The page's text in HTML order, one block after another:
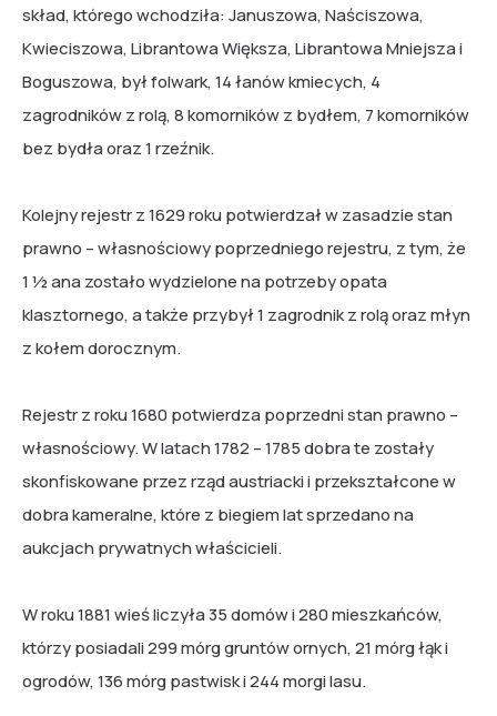
skład, którego wchodziła: Januszowa, Naściszowa,
Kwieciszowa, Librantowa Większa, Librantowa Mniejsza i
Boguszowa, był folwark, 14 łanów kmiecych, 4
zagrodników z rolą, 8 komorników z bydłem, 7 komorników
bez bydła oraz 1 rzeźnik.
Kolejny rejestr z 1629 roku potwierdzał w zasadzie stan
prawno – własnościowy poprzedniego rejestru, z tym, że
1 ½ ana zostało wydzielone na potrzeby opata
klasztornego, a także przybył 1 zagrodnik z rolą oraz młyn
z kołem dorocznym.
Rejestr z roku 1680 potwierdza poprzedni stan prawno –
własnościowy. W latach 1782 – 1785 dobra te zostały
skonfiskowane przez rząd austriacki i przekształcone w
dobra kameralne, które z biegiem lat sprzedano na
aukcjach prywatnych właścicieli.
W roku 1881 wieś liczyła 35 domów i 280 mieszkańców,
którzy posiadali 299 mórg gruntów ornych, 21 mórg łąk i
ogrodów, 136 mórg pastwisk i 244 morgi lasu.